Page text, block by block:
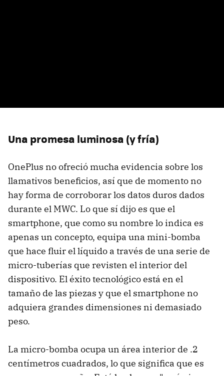
Una promesa luminosa (y fría)
OnePlus no ofreció mucha evidencia sobre los
llamativos beneficios, así que de momento no
hay forma de corroborar los datos duros dados
durante el MWC. Lo que sí dijo es que el
smartphone, que como su nombre lo indica es
apenas un concepto, equipa una mini-bomba
que hace fluir el líquido a través de una serie de
micro-tuberías que revisten el interior del
dispositivo. El éxito tecnológico está en el
tamaño de las piezas y que el smartphone no
adquiera grandes dimensiones ni demasiado
peso.
La micro-bomba ocupa un área interior de .2
centímetros cuadrados, lo que significa que es